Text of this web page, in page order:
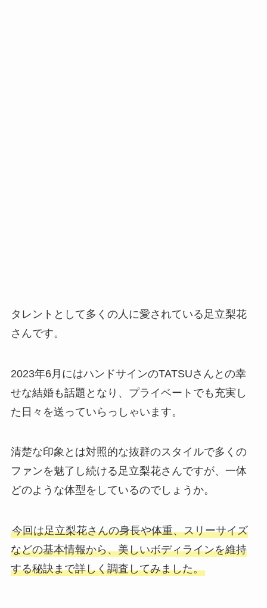
タレントとして多くの人に愛されている足立梨花
さんです。
2023年6月にはハンドサインのTATSUさんとの幸
せな結婚も話題となり、プライベートでも充実し
た日々を送っていらっしゃいます。
清楚な印象とは対照的な抜群のスタイルで多くの
ファンを魅了し続ける足立梨花さんですが、一体
どのような体型をしているのでしょうか。
今回は足立梨花さんの身長や体重、スリーサイズ
などの基本情報から、美しいボディラインを維持
する秘訣まで詳しく調査してみました。